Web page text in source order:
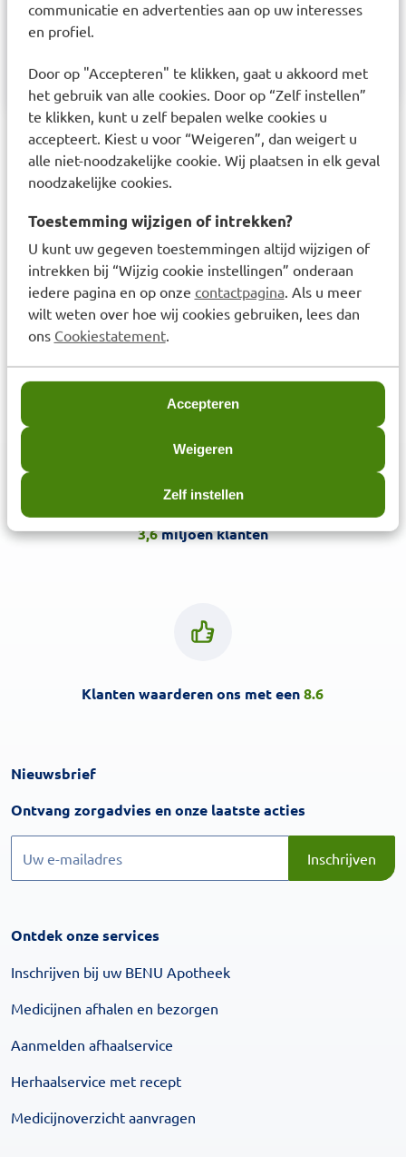
communicatie en advertenties aan op uw interesses
en profiel.
Door op "Accepteren" te klikken, gaat u akkoord met
het gebruik van alle cookies. Door op “Zelf instellen”
te klikken, kunt u zelf bepalen welke cookies u
accepteert. Kiest u voor “Weigeren”, dan weigert u
alle niet-noodzakelijke cookie. Wij plaatsen in elk geval
noodzakelijke cookies.
Toestemming wijzigen of intrekken?
U kunt uw gegeven toestemmingen altijd wijzigen of
intrekken bij “Wijzig cookie instellingen” onderaan
iedere pagina en op onze contactpagina. Als u meer
wilt weten over hoe wij cookies gebruiken, lees dan
ons Cookiestatement.
Accepteren
Weigeren
Zelf instellen
CHLORIDE, MENTHOL, MENTHA PIPERITA OIL,
CARVONE, ANETHOLE, MENTHA VIRIDIS LEAF
OIL, LIMONENE
Laatst bekeken items
LIVSANE Whitening
Tandpasta 75ml
€2,99
3,6miljoen klanten
Klanten waarderen ons met een8.6
Nieuwsbrief
Ontvang zorgadvies en onze laatste acties
Inschrijven
Ontdek onze services
Inschrijven bij uw BENU Apotheek
Medicijnen afhalen en bezorgen
Aanmelden afhaalservice
Herhaalservice met recept
Medicijnoverzicht aanvragen